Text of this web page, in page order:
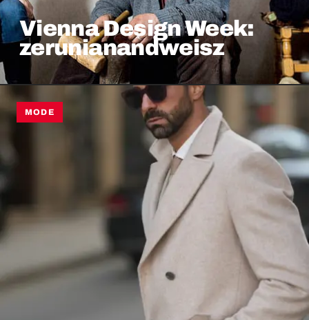
Vienna Design Week:
zerunianandweisz
MODE